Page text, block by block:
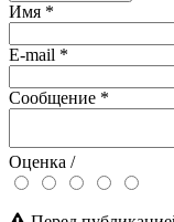
Имя *
E-mail *
Сообщение *
Оценка /